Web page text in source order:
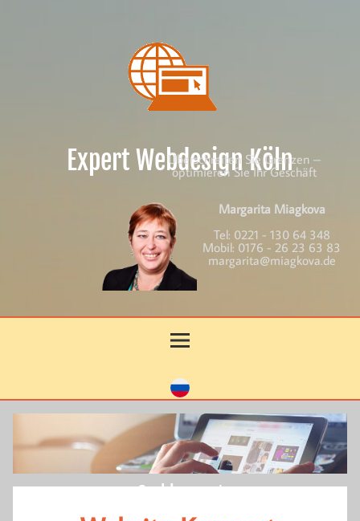
Expert Webdesign Köln
Überschreiten Sie Grenzen –
optimieren Sie Ihr Geschäft
Margarita Miagkova
Tel: 0221 - 130 64 348
Mobil: 0176 - 26 23 63 83
margarita@miagkova.de
Grobkonzept